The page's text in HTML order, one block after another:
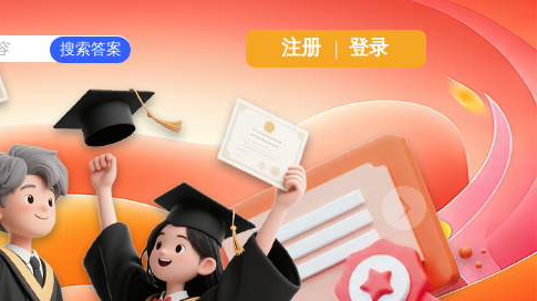
Next
注册 | 登录